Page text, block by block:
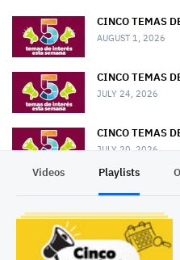
CINCO TEMAS
AUGUST 1, 2026
CINCO TEMAS
JULY 24, 2026
CINCO TEMAS
JULY 20, 2026
CINCO TEMAS
Videos Playlists